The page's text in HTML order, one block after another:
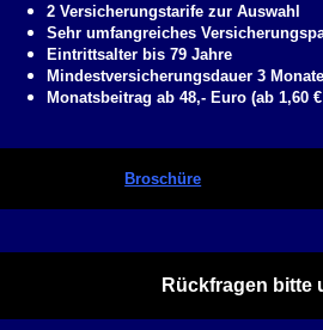
2 Versicherungstarife zur Auswahl
Sehr umfangreiches
Eintrittsalter bis 79 Jahre
Mindestversicherungsdauer 3
Monatsbeitrag ab 48,- Euro (ab 1,60
Broschüre
Rückfragen bitte